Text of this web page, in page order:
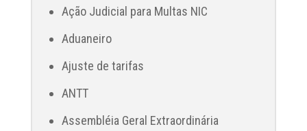
Ação Judicial para Multas NIC
Aduaneiro
Ajuste de tarifas
ANTT
Assembléia Geral Extraordinária